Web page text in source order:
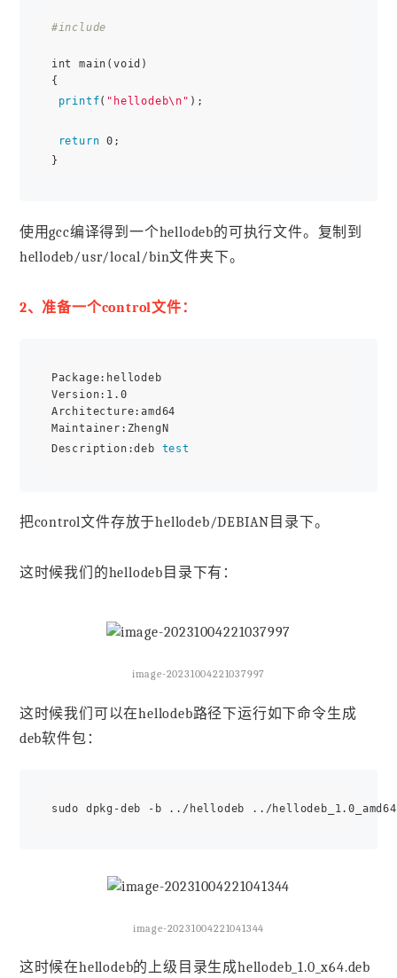
#include
int main(void)
{
printf( "hellodeb\n" );
return 0;
使用gcc编译得到一个hellodeb的可执行文件。复制到
hellodeb/usr/local/bin文件夹下。
2、准备一个control文件：
Package:hellodeb
Version:1.0
Architecture:amd64
Maintainer:ZhengN
Description:deb test
把control文件存放于hellodeb/DEBIAN目录下。
这时候我们的hellodeb目录下有：
image-20231004221037997
这时候我们可以在hellodeb路径下运行如下命令生成
deb软件包：
image-20231004221041344
这时候在hellodeb的上级目录生成hellodeb_1.0_x64.deb